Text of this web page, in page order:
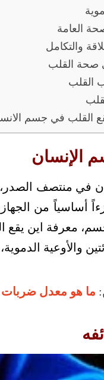
العامة
والتكامل
صحة القلب
القلب
القلب في جسم
الإنسان
في منتصف الصدر،
أساسياً من
معرفة اين
والأوعية
ما هو معدل ضربات